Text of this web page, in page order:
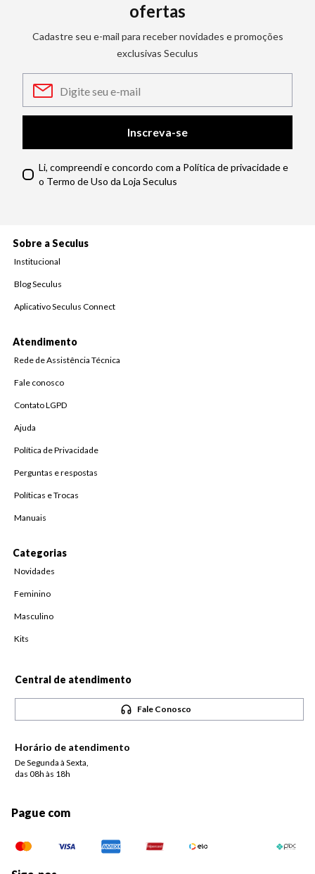
ofertas
Cadastre seu e-mail para receber novidades e promoções
exclusivas Seculus
Inscreva-se
Li, compreendi e concordo com a Política de privacidade e
o Termo de Uso da Loja Seculus
Sobre a Seculus
Institucional
Blog Seculus
Aplicativo Seculus Connect
Atendimento
Rede de Assistência Técnica
Fale conosco
Contato LGPD
Ajuda
Política de Privacidade
Perguntas e respostas
Políticas e Trocas
Manuais
Categorias
Novidades
Feminino
Masculino
Kits
Central de atendimento
Fale Conosco
Horário de atendimento
De Segunda à Sexta,
das 08h às 18h
Pague com